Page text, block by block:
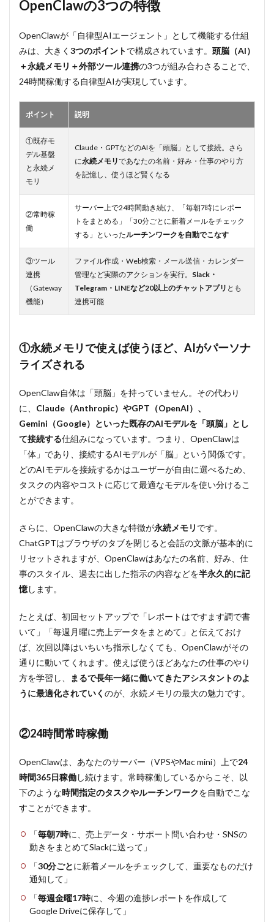
（Gateway
3
OpenClaw
でできる
こと4選
①毎
朝の
情報
収集
を自
動化
から
正・
本番
3.3
③マ
の自
動化
④ス
ケジ
ュー
ル管
カレ
ンダ
ー連
4
OpenClawと
ャット型生成
AI）の4つの
4.1
①シ
ステ
のフ
ルア
ス
（フ
ァイ
ル操
作・
制
御）
4.2
②
使い慣れ
たチャッ
トアプリ
から操作
可能
機能）
③永
続メ
で使
うほ
OpenClawの3つの特徴
OpenClawが「自律型AIエージェント」として機能する仕組
みは、大きく 3つのポイントで構成されています。 頭脳（AI）
＋永続メモリ＋外部ツール連携の3つが組み合わさることで、
24時間稼働する自律型AIが実現しています。
ポイント 説明
①既存モ
デル基盤
と永続メ
モリ
Claude・GPTなどのAIを「頭脳」として接続。さら
に永続メモリであなたの名前・好み・仕事のやり方
を記憶し、使うほど賢くなる
②常時稼
働
サーバー上で24時間動き続け、「毎朝7時にレポー
トをまとめる」「30分ごとに新着メールをチェック
する」といったルーチンワークを自動でこなす
③ツール
連携
（Gateway
機能）
ファイル作成・Web検索・メール送信・カレンダー
管理など実際のアクションを実行。 Slack・
Telegram・LINEなど20以上のチャットアプリ とも
連携可能
①永続メモリで使えば使うほど、AIがパーソナ
ライズされる
OpenClaw自体は「頭脳」を持っていません。その代わり
に、 Claude（Anthropic）やGPT（OpenAI）、
Gemini（Google）といった既存のAIモデルを「頭脳」とし
て接続する仕組みになっています。つまり、OpenClawは
「体」であり、接続するAIモデルが「脳」という関係です。
どのAIモデルを接続するかはユーザーが自由に選べるため、
タスクの内容やコストに応じて最適なモデルを使い分けるこ
とができます。
さらに、OpenClawの大きな特徴が永続メモリ です。
ChatGPTはブラウザのタブを閉じると会話の文脈が基本的に
リセットされますが、OpenClawはあなたの名前、好み、仕
事のスタイル、過去に出した指示の内容などを半永久的に記
憶します。
たとえば、初回セットアップで「レポートはですます調で書
いて」「毎週月曜に売上データをまとめて」と伝えておけ
ば、次回以降はいちいち指示しなくても、OpenClawがその
通りに動いてくれます。使えば使うほどあなたの仕事のやり
方を学習し、
まるで長年一緒に働いてきたアシスタントのよ
うに最適化されていく のが、永続メモリの最大の魅力です。
②24時間常時稼働
OpenClawは、あなたのサーバー（VPSやMac mini）上で24
時間365日稼働し続けます。常時稼働しているからこそ、以
下のような時間指定のタスクやルーチンワークを自動でこな
すことができます。
「毎朝7時に、売上データ・サポート問い合わせ・SNSの
動きをまとめてSlackに送って」
「30分ごとに新着メールをチェックして、重要なものだけ
通知して」
「毎週金曜17時に、今週の進捗レポートを作成して
Google Driveに保存して」